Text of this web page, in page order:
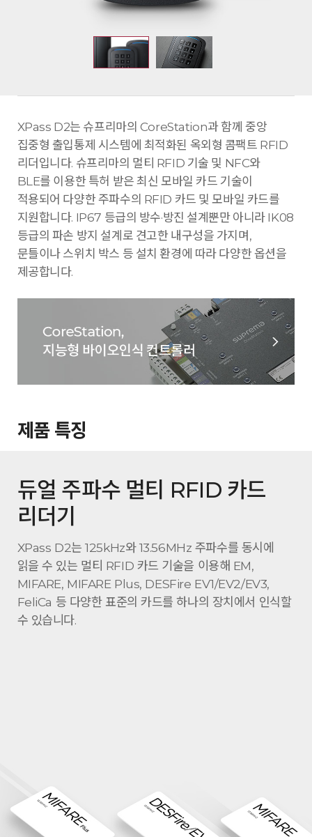
XPass D2는 슈프리마의 CoreStation과 함께 중앙
집중형 출입통제 시스템에 최적화된 옥외형 콤팩트 RFID
리더입니다. 슈프리마의 멀티 RFID 기술 및 NFC와
BLE를 이용한 특허 받은 최신 모바일 카드 기술이
적용되어 다양한 주파수의 RFID 카드 및 모바일 카드를
지원합니다. IP67 등급의 방수·방진 설계뿐만 아니라 IK08
등급의 파손 방지 설계로 견고한 내구성을 가지며,
문틀이나 스위치 박스 등 설치 환경에 따라 다양한 옵션을
제공합니다.
제품 특징
듀얼 주파수 멀티 RFID 카드
리더기
XPass D2는 125kHz와 13.56MHz 주파수를 동시에
읽을 수 있는 멀티 RFID 카드 기술을 이용해 EM,
MIFARE, MIFARE Plus, DESFire EV1/EV2/EV3,
FeliCa 등 다양한 표준의 카드를 하나의 장치에서 인식할
수 있습니다.